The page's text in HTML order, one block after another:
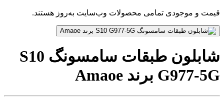
قیمت و موجودی تمامی محصولات وب‌سایت به‌روز هستند.
شابلون طبقات سامسونگ S10
G977-5G برند Amaoe